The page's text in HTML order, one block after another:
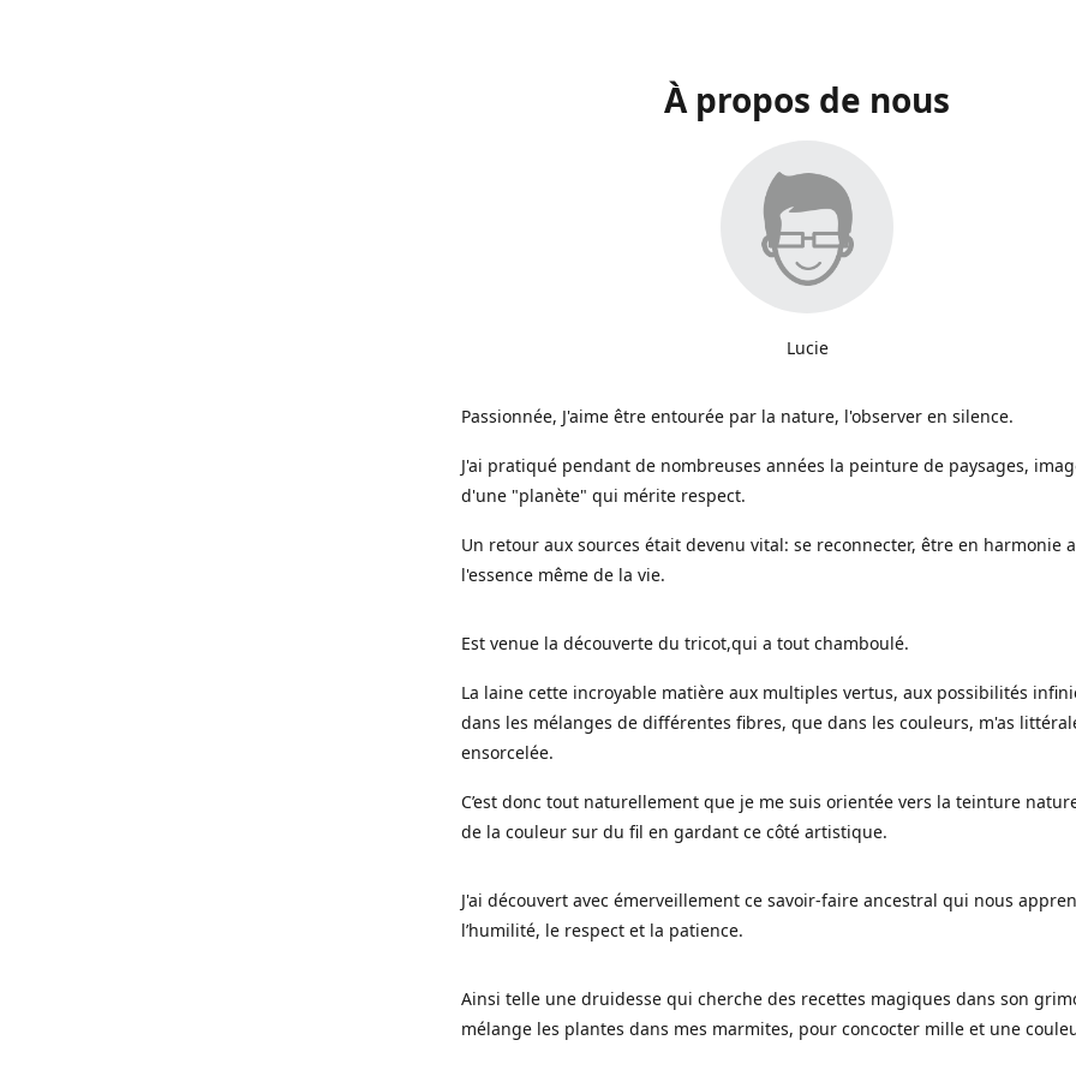
À propos de nous
Lucie
Passionnée, J'aime être entourée par la nature, l'observer en silence.
J'ai pratiqué pendant de nombreuses années la peinture de paysages,
d'une "planète" qui mérite respect.
Un retour aux sources était devenu vital: se reconnecter, être en harmonie
l'essence même de la vie.
Est venue la découverte du tricot,qui a tout chamboulé.
La laine cette incroyable matière aux multiples vertus, aux possibilités
dans les mélanges de différentes fibres, que dans les couleurs, m'as
ensorcelée.
C’est donc tout naturellement que je me suis orientée vers la teinture
de la couleur sur du fil en gardant ce côté artistique.
J'ai découvert avec émerveillement ce savoir-faire ancestral qui nous
l’humilité, le respect et la patience.
Ainsi telle une druidesse qui cherche des recettes magiques dans son
mélange les plantes dans mes marmites, pour concocter mille et une